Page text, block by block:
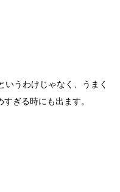
いうわけじゃなく、うまく
ぎる時にも出ます。